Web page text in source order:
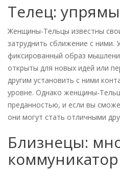
Телец:
Женщины-Тельцы известны
затруднить сближение с ними.
фиксированный образ
открыты для новых идей или
другим установить с ними
уровне. Однако женщины-
преданностью, и если вы
они могут стать отличными
Близнецы:
коммуникатор